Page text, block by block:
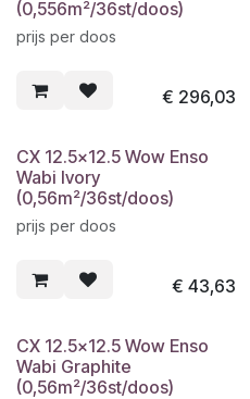
(0,556m²/36st/doos)
prijs per doos
€ 296,03
CX 12.5x12.5 Wow Enso
Wabi Ivory
(0,56m²/36st/doos)
prijs per doos
€ 43,63
CX 12.5x12.5 Wow Enso
Wabi Graphite
(0,56m²/36st/doos)